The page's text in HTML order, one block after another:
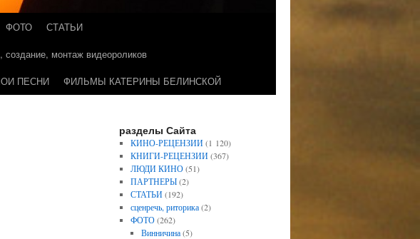
ФОТО
СТАТЬИ
создание, монтаж видеороликов
ПЕСНИ ФИЛЬМЫ КАТЕРИНЫ БЕЛИНСКОЙ
разделы Сайта
КИНО-РЕЦЕНЗИИ(1 120)
КНИГИ-РЕЦЕНЗИИ(367)
ЛЮДИ КИНО(51)
ПАРТНЕРЫ(2)
СТАТЬИ(192)
сценречь, риторика(2)
ФОТО(262)
Винничина(5)